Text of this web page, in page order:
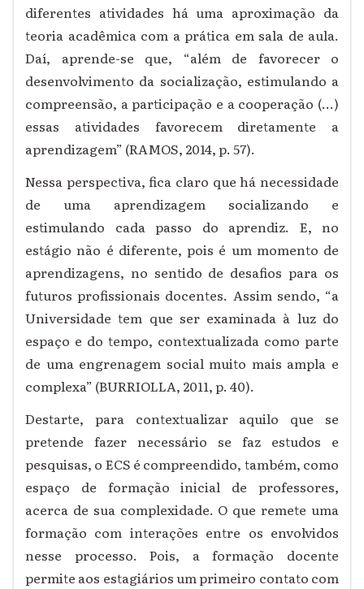
diferentes atividades há uma aproximação da
teoria acadêmica com a prática em sala de aula.
Daí, aprende-se que, “além de favorecer o
desenvolvimento da socialização, estimulando a
compreensão, a participação e a cooperação (...)
essas atividades favorecem diretamente a
aprendizagem” (RAMOS, 2014, p. 57).
Nessa perspectiva, fica claro que há necessidade
de uma aprendizagem socializando e
estimulando cada passo do aprendiz. E, no
estágio não é diferente, pois é um momento de
aprendizagens, no sentido de desafios para os
futuros profissionais docentes. Assim sendo, “a
Universidade tem que ser examinada à luz do
espaço e do tempo, contextualizada como parte
de uma engrenagem social muito mais ampla e
complexa” (BURRIOLLA, 2011, p. 40).
Destarte, para contextualizar aquilo que se
pretende fazer necessário se faz estudos e
pesquisas, o ECS é compreendido, também, como
espaço de formação inicial de professores,
acerca de sua complexidade. O que remete uma
formação com interações entre os envolvidos
nesse processo. Pois, a formação docente
permite aos estagiários um primeiro contato com